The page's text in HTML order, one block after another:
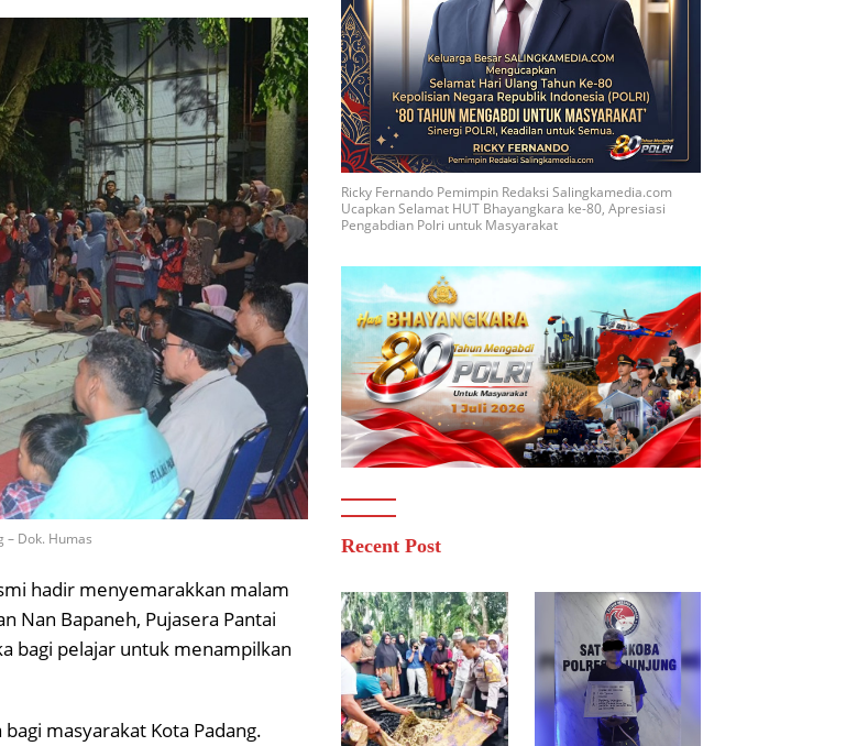
– Dok. Humas
hadir menyemarakkan malam
Nan Bapaneh, Pujasera Pantai
bagi pelajar untuk menampilkan
masyarakat Kota Padang.
Ricky Fernando Pemimpin Redaksi Salingkamedia.com
Ucapkan Selamat HUT Bhayangkara ke-80, Apresiasi
Pengabdian Polri untuk Masyarakat
Recent Post